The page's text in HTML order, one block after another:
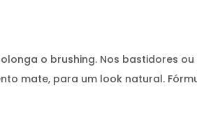
o brushing. Nos bastidores
mate, para um look natural.